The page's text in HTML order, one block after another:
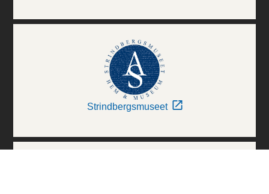
Strindbergsmuseet